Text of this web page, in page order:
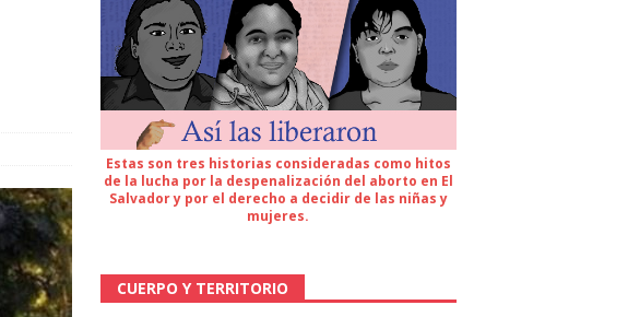
Estas son tres historias consideradas como hitos
de la lucha por la despenalización del aborto en El
Salvador y por el derecho a decidir de las niñas y
mujeres.
CUERPO Y TERRITORIO